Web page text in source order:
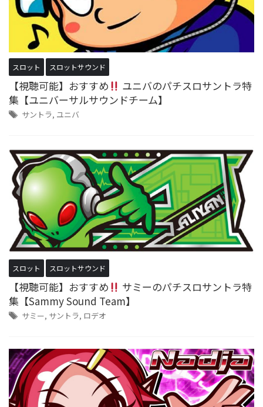
スロット スロットサウンド
【視聴可能】おすすめ
ユニバのパチスロサントラ特
集【ユニバーサルサウンドチーム】
サントラ, ユニバ
スロット スロットサウンド
【視聴可能】おすすめ
サミーのパチスロサントラ特
集【Sammy Sound Team】
サミー, サントラ, ロデオ